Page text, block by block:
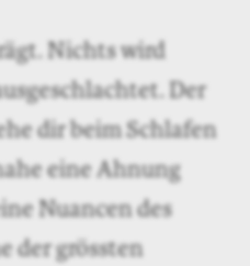
Nichts wird
Der
dir beim Schlafen
eine Ahnung
Nuancen des
der grössten